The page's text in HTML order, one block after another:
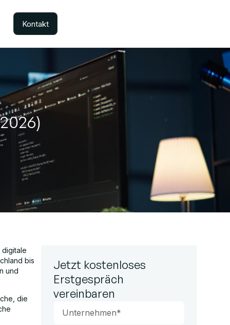
Kontakt
digitale
bis
und
die
Jetzt kostenloses
Erstgespräch
vereinbaren